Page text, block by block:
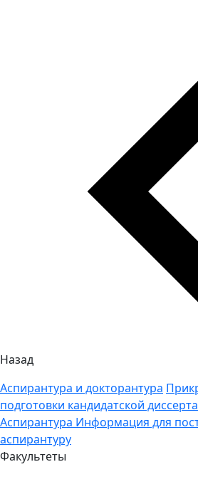
Назад
Аспирантура и докторантура
подготовки кандидатской
Аспирантура Информация для
аспирантуру
Факультеты